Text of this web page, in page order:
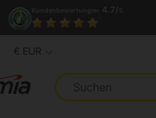
€ EUR